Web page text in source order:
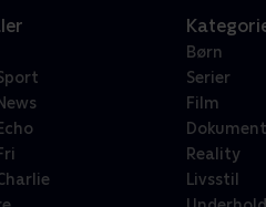
Børn
Serier
Film
Reality
Livsstil